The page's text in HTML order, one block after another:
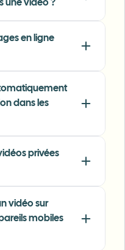
but the adaptive
the most natural-
blur and plate
product demos.
legal review
une vidéo ?
en ligne
dans les
privées
vidéo sur
mobiles